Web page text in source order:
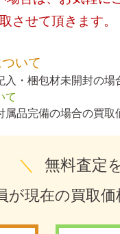
させて頂きます。
いて
・梱包材未開封の場
て
品完備の場合の買取
＼ 無料査定
が現在の買取